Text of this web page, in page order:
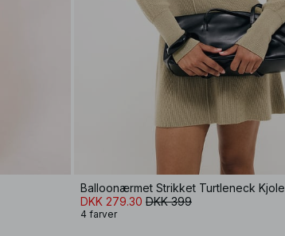
Balloonærmet Strikket Turtleneck Kjole
DKK 279.30 DKK 399
4 farver